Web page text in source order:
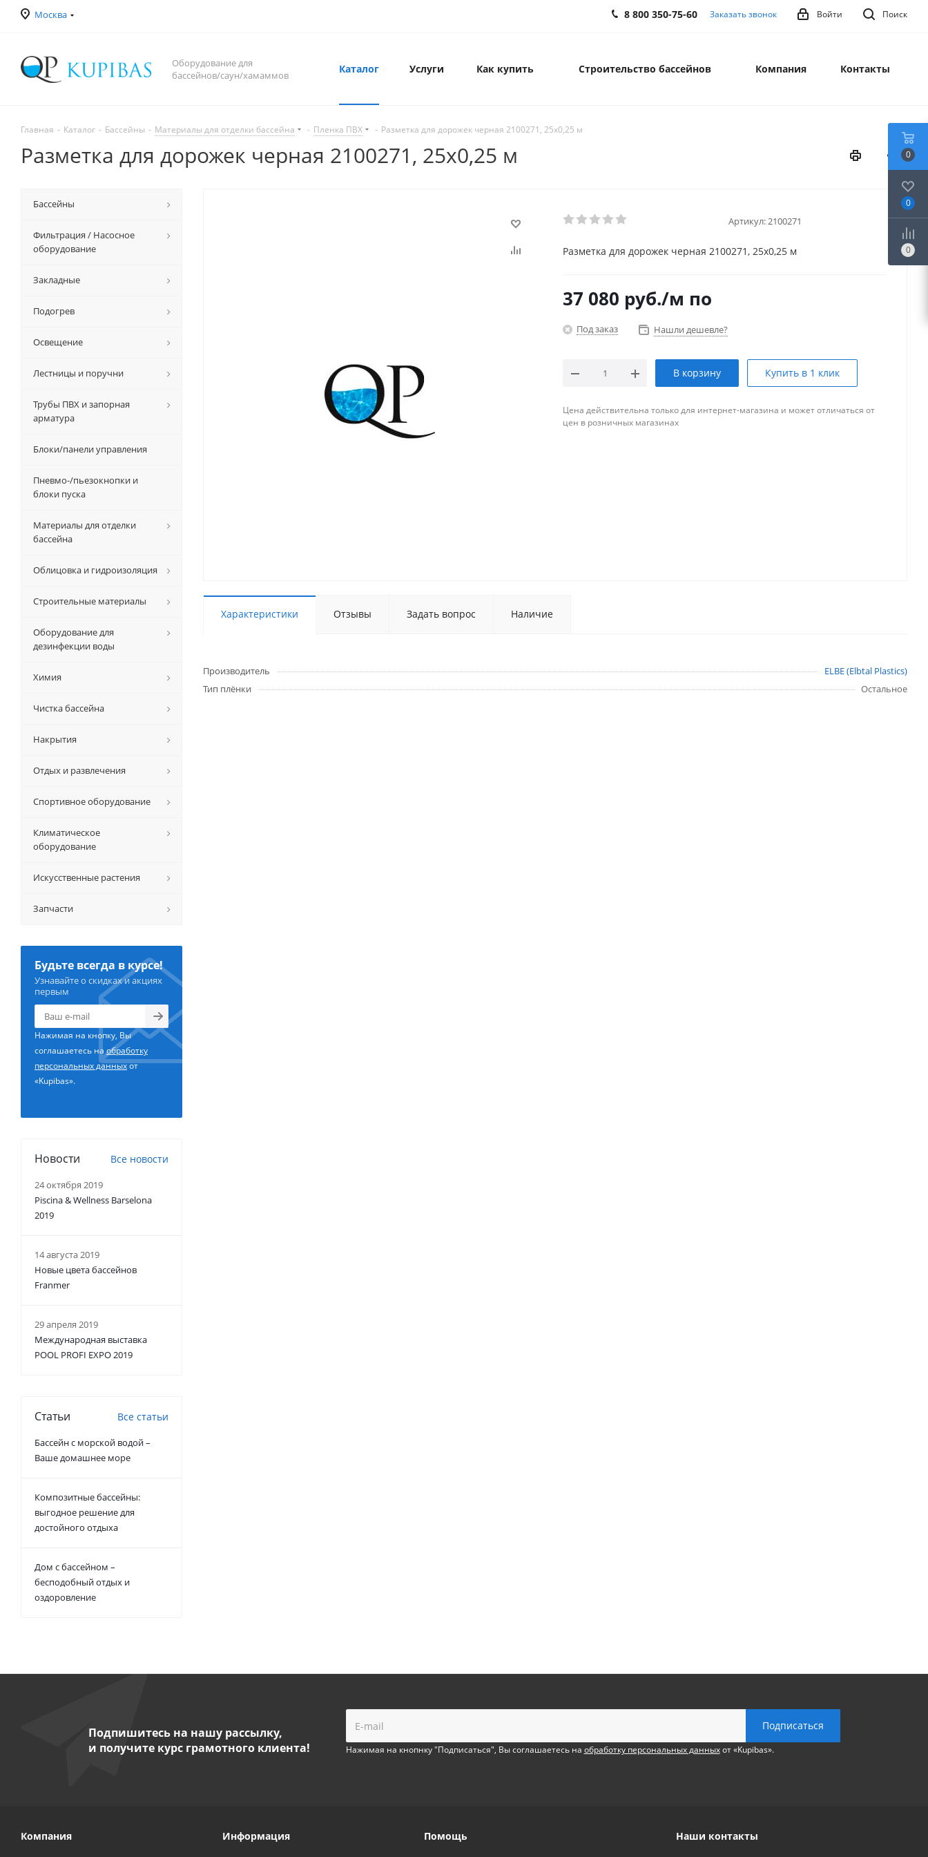
Москва Поиск
Войти
8 800 350-75-60 Заказать звонок
Оборудование для
бассейнов/саун/хамаммов
Каталог Услуги Как купить Строительство бассейнов Компания Контакты
Главная - Каталог - Бассейны - Материалы для отделки бассейна - Пленка ПВХ - Разметка для дорожек черная 2100271, 25х0,25 м
Разметка для дорожек черная 2100271, 25х0,25 м
Артикул: 2100271
Разметка для дорожек черная 2100271, 25х0,25 м
37 080 руб./м по
Под заказ Нашли дешевле?
В корзину Купить в 1 клик
Цена действительна только для интернет-магазина и может отличаться от
цен в розничных магазинах
Характеристики Отзывы Задать вопрос Наличие
Производитель
ELBE (Elbtal Plastics)
Тип плёнки
Остальное
Бассейны
Фильтрация / Насосное
оборудование
Закладные
Подогрев
Освещение
Лестницы и поручни
Трубы ПВХ и запорная
арматура
Блоки/панели управления
Пневмо-/пьезокнопки и
блоки пуска
Материалы для отделки
бассейна
Облицовка и гидроизоляция
Строительные материалы
Оборудование для
дезинфекции воды
Химия
Чистка бассейна
Накрытия
Отдых и развлечения
Спортивное оборудование
Климатическое
оборудование
Искусственные растения
Запчасти
Будьте всегда в курсе!
Узнавайте о скидках и акциях
первым
Нажимая на кнопку, Вы
соглашаетесь наобработку
персональных данныхот
«Kupibas».
Новости Все новости
24 октября 2019
Piscina & Wellness Barselona
2019
14 августа 2019
Новые цвета бассейнов
Franmer
29 апреля 2019
Международная выставка
POOL PROFI EXPO 2019
Статьи Все статьи
Бассейн с морской водой –
Ваше домашнее море
Композитные бассейны:
выгодное решение для
достойного отдыха
Дом с бассейном –
бесподобный отдых и
оздоровление
Подпишитесь на нашу рассылку,
и получите курс грамотного клиента!
Нажимая на кнопнку "Подписаться", Вы соглашаетесь на обработку персональных данныхот «Kupibas».
Компания Информация Помощь Наши контакты
0
0
0